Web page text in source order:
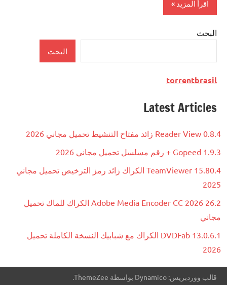
اقرأ المزيد
Multimedia
البحث
البحث
torrentbrasil
Latest Articles
Reader View 0.8.4 زائد مفتاح التنشيط تحميل مجاني 2026
Gopeed 1.9.3 + رقم مسلسل تحميل مجاني 2026
TeamViewer 15.80.4 الكراك زائد رمز الترخيص تحميل مجاني
2025
Adobe Media Encoder CC 2026 26.2 الكراك للماك تحميل
مجاني
DVDFab 13.0.6.1 الكراك مع شبابيك النسخة الكاملة تحميل
2026
قالب ووردبريس: Dynamico بواسطة ThemeZee.